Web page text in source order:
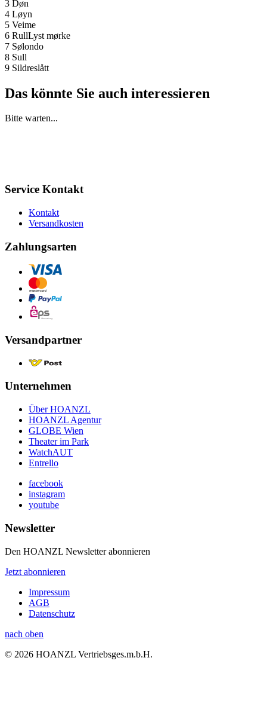
3 Døn
4 Løyn
5 Veime
6 RullLyst mørke
7 Sølondo
8 Sull
9 Sildreslått
Das könnte Sie auch interessieren
Bitte warten...
Service Kontakt
Kontakt
Versandkosten
Zahlungsarten
Versandpartner
Unternehmen
Über HOANZL
HOANZL Agentur
GLOBE Wien
Theater im Park
WatchAUT
Entrello
facebook
instagram
youtube
Newsletter
Den HOANZL Newsletter abonnieren
Jetzt abonnieren
Impressum
AGB
Datenschutz
nach oben
© 2026 HOANZL Vertriebsges.m.b.H.